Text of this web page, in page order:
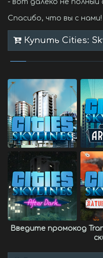
- вот далеко не полный
Спасибо, что вы с нами!
Купить Cities:
Введите промокод